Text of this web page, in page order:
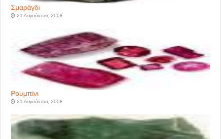
Σμαράγδι
21 Αυγούστου, 2008
Ρουμπίνι
21 Αυγούστου, 2008